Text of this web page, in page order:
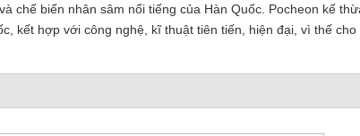
chế biến nhân sâm nổi tiếng của Hàn Quốc. Pocheon kế
kết hợp với công nghệ, kĩ thuật tiên tiến, hiện đại, vì thế